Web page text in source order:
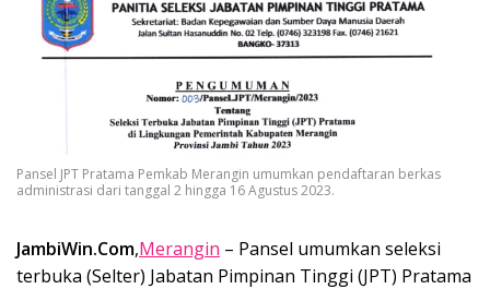
Pansel JPT Pratama Pemkab Merangin umumkan pendaftaran berkas
administrasi dari tanggal 2 hingga 16 Agustus 2023.
JambiWin.Com,Merangin – Pansel umumkan seleksi
terbuka (Selter) Jabatan Pimpinan Tinggi (JPT) Pratama